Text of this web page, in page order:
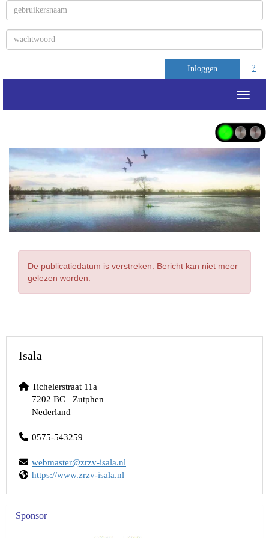
Inloggen ?
De publicatiedatum is verstreken. Bericht kan niet meer
gelezen worden.
Isala
Tichelerstraat 11a
7202 BC Zutphen
Nederland
0575-543259
retsambew@zrzv-isala.nl
https://www.zrzv-isala.nl
Sponsor